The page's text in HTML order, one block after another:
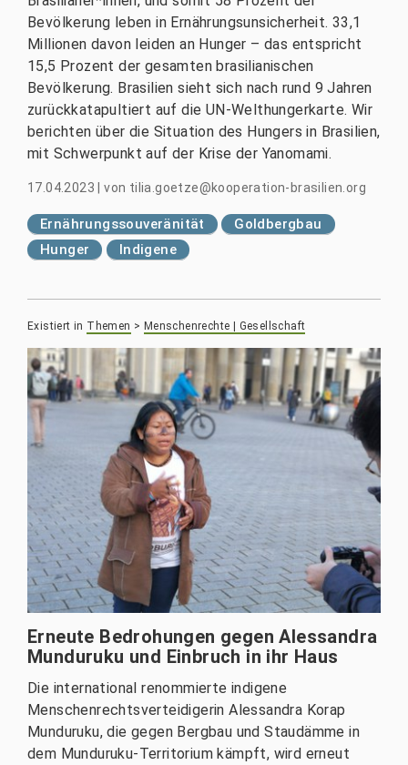
Bevölkerung leben in Ernährungsunsicherheit. 33,1
Millionen davon leiden an Hunger – das entspricht
15,5 Prozent der gesamten brasilianischen
Bevölkerung. Brasilien sieht sich nach rund 9 Jahren
zurückkatapultiert auf die UN-Welthungerkarte. Wir
berichten über die Situation des Hungers in Brasilien,
mit Schwerpunkt auf der Krise der Yanomami.
17.04.2023 |von tilia.goetze@kooperation-brasilien.org
Ernährungssouveränität
Goldbergbau
Hunger
Indigene
Existiert in Themen > Menschenrechte | Gesellschaft
Erneute Bedrohungen gegen Alessandra
Munduruku und Einbruch in ihr Haus
Die international renommierte indigene
Menschenrechtsverteidigerin Alessandra Korap
Munduruku, die gegen Bergbau und Staudämme in
dem Munduruku-Territorium kämpft, wird erneut